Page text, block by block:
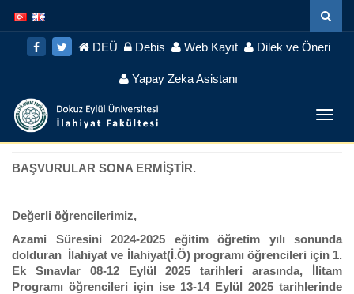
İçeriğe
atla
Navigasyona
atla
DEÜ
Debis Web Kayıt Dilek ve Öneri
Yapay Zeka Asistanı
BAŞVURULAR SONA ERMİŞTİR.
Değerli öğrencilerimiz,
Azami Süresini 2024-2025 eğitim öğretim yılı sonunda
dolduran İlahiyat ve İlahiyat(İ.Ö) programı öğrencileri için 1.
Ek Sınavlar 08-12 Eylül 2025 tarihleri arasında, İlitam
Programı öğrencileri için ise 13-14 Eylül 2025 tarihlerinde